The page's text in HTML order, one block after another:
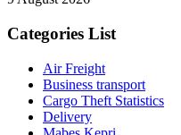
Categories List
Air Freight
Business transport
Cargo Theft Statistics
Delivery